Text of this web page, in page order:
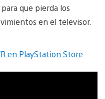
que pierda los
en el televisor.
en PlayStation Store